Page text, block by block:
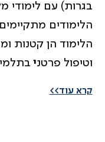
בגרות) עם לימודי
הלימודים
הלימוד הן קטנות
וטיפול פרטני
קרא עוד>>